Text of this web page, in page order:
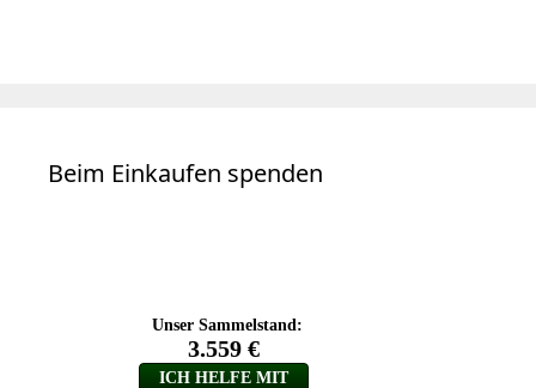
Beim Einkaufen spenden